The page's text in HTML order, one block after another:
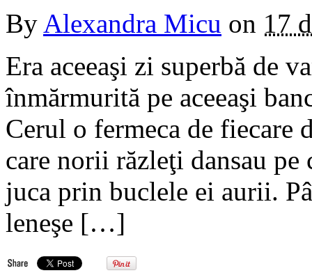
By Alexandra Micu on 17
Era aceeaşi zi superbă de
înmărmurită pe aceeaşi
Cerul o fermeca de fiecare
care norii răzleţi dansau
juca prin buclele ei aurii.
leneşe […]